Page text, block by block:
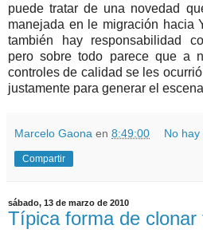
puede tratar de una novedad
manejada en le migración hacia
también hay responsabilidad
pero sobre todo parece que a
controles de calidad se les
justamente para generar el
Marcelo Gaona en 8:49:00 No hay
Compartir
sábado, 13 de marzo de 2010
Típica forma de clonar